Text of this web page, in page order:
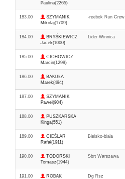
Paulina(2265)
183.00
SZYMANIK
Mikołaj(1709)
-reebok Run Crew
184.00
BRYŚKIEWICZ
Jacek(1000)
Lider Winnica
185.00
CICHOWICZ
Marcin(1299)
186.00
BAKUŁA
Marek(494)
187.00
SZYMANIK
Paweł(904)
188.00
PUSZKARSKA
Kinga(551)
189.00
CIEŚLAR
Rafał(1911)
Bielsko-biała
190.00
TODORSKI
Tomasz(1944)
Sbrt Warszawa
191.00
ROBAK
Dg Rsz